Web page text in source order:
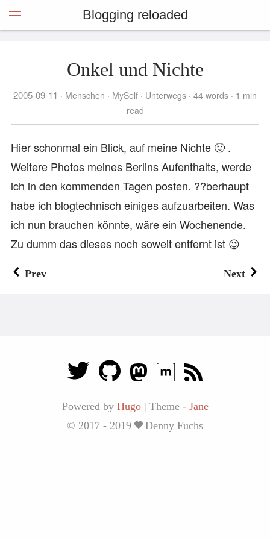
Blogging reloaded
Onkel und Nichte
2005-09-11 Menschen MySelf Unterwegs 44 words
1 min
read
Hier schonmal ein Blick, auf meine Nichte 🙂 .
Weitere Photos meines Berlins Aufenthalts, werde
ich in den kommenden Tagen posten. ??berhaupt
habe ich blogtechnisch einiges aufzuarbeiten. Was
ich nun brauchen könnte, wäre ein Wochenende.
Zu dumm das dieses noch soweit entfernt ist 😉
Prev Next
Powered by Hugo | Theme - Jane
© 2017 - 2019
Denny Fuchs